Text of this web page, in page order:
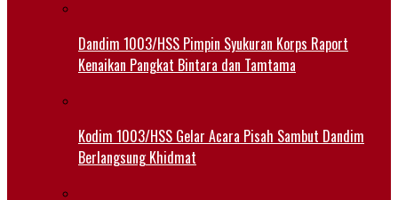
Dandim 1003/HSS Pimpin Syukuran Korps Raport
Kenaikan Pangkat Bintara dan Tamtama
Kodim 1003/HSS Gelar Acara Pisah Sambut Dandim
Berlangsung Khidmat